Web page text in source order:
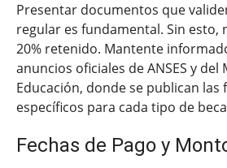
Presentar documentos que
regular es fundamental. Sin esto,
20% retenido. Mantente
anuncios oficiales de ANSES y
Educación, donde se publican las
específicos para cada tipo de
Fechas de Pago y